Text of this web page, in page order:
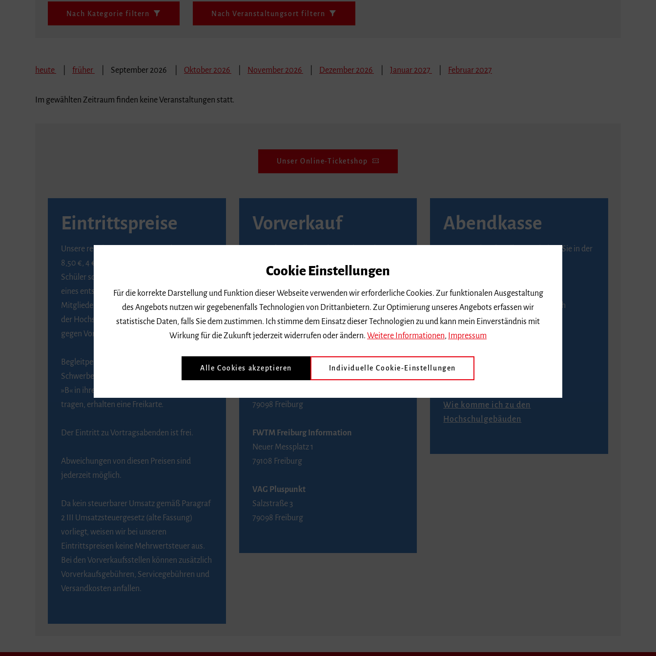
Nach Kategorie filtern Nach Veranstaltungsort filtern
heute früher September 2026 Oktober 2026 November 2026 Dezember 2026 Januar 2027 Februar 2027
Im gewählten Zeitraum finden keine Veranstaltungen statt.
Unser Online-Ticketshop
Eintrittspreise
Unsere regulären Eintrittspreise betragen
8,50 €, 4 € ermäßigt für Schülerinnen und
Schüler sowie Studierende gegen Vorlage
eines entsprechenden Nachweises, 6 € für
Mitglieder der Gesellschaft zur Förderung
der Hochschule für Musik Freiburg e. V.
gegen Vorlage des Mitgliedsausweises.
Begleitpersonen von Menschen mit
Schwerbehinderung, die das Merkzeichen
»B« in ihrem Schwerbehindertenausweis
tragen, erhalten eine Freikarte.
Der Eintritt zu Vortragsabenden ist frei.
Abweichungen von diesen Preisen sind
jederzeit möglich.
Da kein steuerbarer Umsatz gemäß Paragraf
2 III Umsatzsteuergesetz (alte Fassung)
vorliegt, weisen wir bei unseren
Eintrittspreisen keine Mehrwertsteuer aus.
Bei den Vorverkaufsstellen können zusätzlich
Vorverkaufsgebühren, Servicegebühren und
Versandkosten anfallen.
Vorverkauf
Seite von Reservix.
BZ-Kartenservice Freiburg
Kaiser-Joseph-Straße 229
79098 Freiburg
Telefon 0761 4968888 (Reservierungen sind
79098 Freiburg
FWTM Freiburg Information
Neuer Messplatz 1
79108 Freiburg
VAG Pluspunkt
Salzstraße 3
79098 Freiburg
Abendkasse
Karten an der Abendkasse erhalten Sie in der
An der Abendkasse ist ausschließlich
Barzahlung möglich.
Anfahrt
Wie komme ich zu den
Hochschulgebäuden
Cookie Einstellungen
Für die korrekte Darstellung und Funktion dieser Webseite verwenden wir erforderliche Cookies. Zur funktionalen Ausgestaltung
des Angebots nutzen wir gegebenenfalls Technologien von Drittanbietern. Zur Optimierung unseres Angebots erfassen wir
statistische Daten, falls Sie dem zustimmen. Ich stimme dem Einsatz dieser Technologien zu und kann mein Einverständnis mit
Wirkung für die Zukunft jederzeit widerrufen oder ändern. Weitere Informationen, Impressum
Alle Cookies akzeptieren Individuelle Cookie-Einstellungen